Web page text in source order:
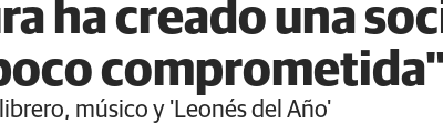
ha creado una
músico y 'Leonés del Año'